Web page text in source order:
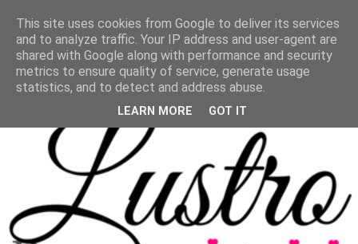
This site uses cookies from Google to deliver its services
and to analyze traffic. Your IP address and user-agent are
shared with Google along with performance and security
metrics to ensure quality of service, generate usage
statistics, and to detect and address abuse.
LEARN MORE GOT IT